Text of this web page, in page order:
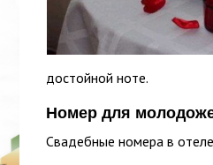
достойной ноте.
Номер для
Свадебные номера в